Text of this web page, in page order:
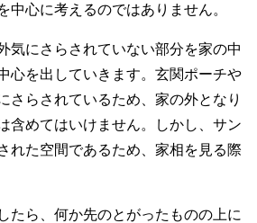
中心に考えるのではありません。
気にさらされていない部分を家の中
心を出していきます。玄関ポーチや
さらされているため、家の外となり
含めてはいけません。しかし、サン
れた空間であるため、家相を見る際
たら、何か先のとがったものの上に